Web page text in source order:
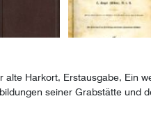
alte Harkort, Erstausgabe, Ein
seiner Grabstätte und